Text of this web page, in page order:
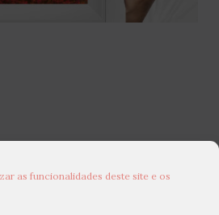
as funcionalidades deste site e os